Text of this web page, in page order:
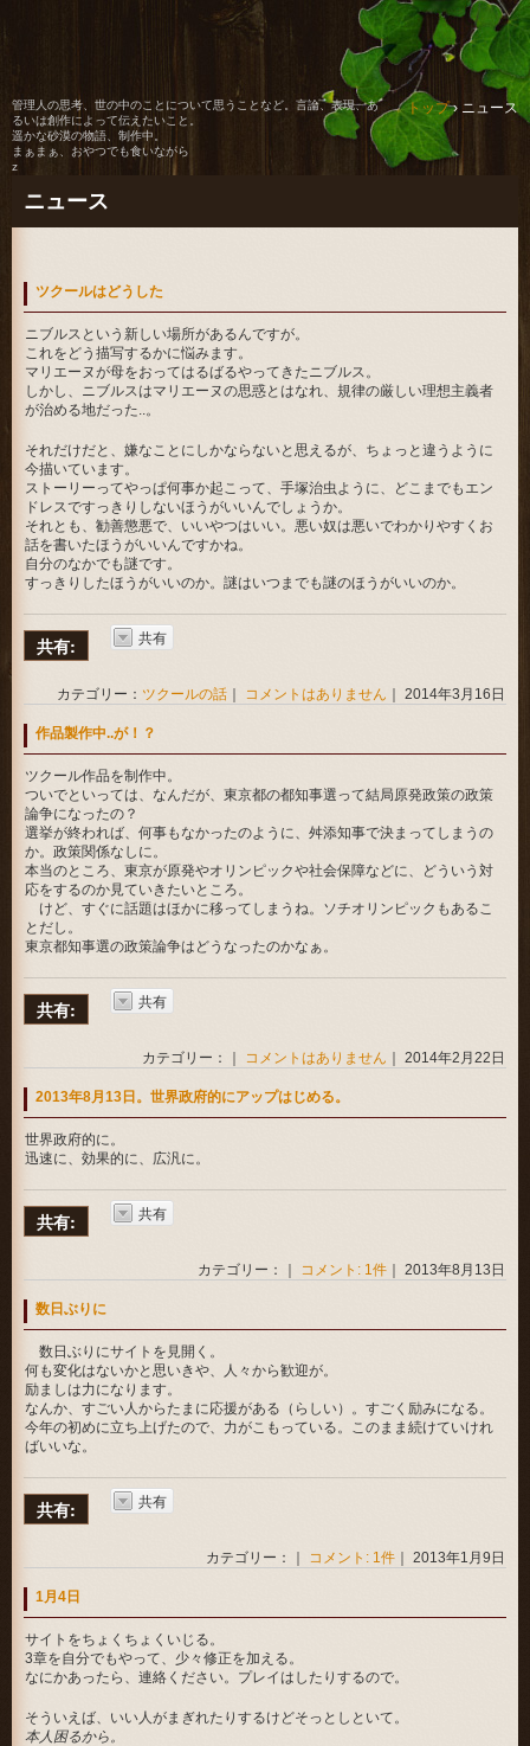
管理人の思考、世の中のことについて思うことなど。言論、表現、あ
るいは創作によって伝えたいこと。
遥かな砂漠の物語、制作中。
まぁまぁ、おやつでも食いながら
z
トップ› ニュース
ニュース
ツクールはどうした
ニブルスという新しい場所があるんですが。
これをどう描写するかに悩みます。
マリエーヌが母をおってはるばるやってきたニブルス。
しかし、ニブルスはマリエーヌの思惑とはなれ、規律の厳しい理想主義者
が治める地だった..。
それだけだと、嫌なことにしかならないと思えるが、ちょっと違うように
今描いています。
ストーリーってやっぱ何事か起こって、手塚治虫ように、どこまでもエン
ドレスですっきりしないほうがいいんでしょうか。
それとも、勧善懲悪で、いいやつはいい。悪い奴は悪いでわかりやすくお
話を書いたほうがいいんですかね。
自分のなかでも謎です。
すっきりしたほうがいいのか。謎はいつまでも謎のほうがいいのか。
共有: 共有
カテゴリー： ツクールの話｜ コメントはありません ｜ 2014年3月16日
作品製作中..が！？
ツクール作品を制作中。
ついでといっては、なんだが、東京都の都知事選って結局原発政策の政策
論争になったの？
選挙が終われば、何事もなかったのように、舛添知事で決まってしまうの
か。政策関係なしに。
本当のところ、東京が原発やオリンピックや社会保障などに、どういう対
応をするのか見ていきたいところ。
けど、すぐに話題はほかに移ってしまうね。ソチオリンピックもあるこ
とだし。
東京都知事選の政策論争はどうなったのかなぁ。
共有: 共有
カテゴリー：｜ コメントはありません ｜ 2014年2月22日
2013年8月13日。世界政府的にアップはじめる。
世界政府的に。
迅速に、効果的に、広汎に。
共有: 共有
カテゴリー：｜ コメント: 1件｜ 2013年8月13日
数日ぶりに
数日ぶりにサイトを見開く。
何も変化はないかと思いきや、人々から歓迎が。
励ましは力になります。
なんか、すごい人からたまに応援がある（らしい）。すごく励みになる。
今年の初めに立ち上げたので、力がこもっている。このまま続けていけれ
ばいいな。
共有: 共有
カテゴリー：｜ コメント: 1件｜ 2013年1月9日
1月4日
サイトをちょくちょくいじる。
3章を自分でもやって、少々修正を加える。
なにかあったら、連絡ください。プレイはしたりするので。
そういえば、いい人がまぎれたりするけどそっとしといて。
本人困るから。